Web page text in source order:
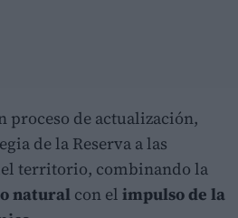
proceso de actualización,
de la Reserva a las
territorio, combinando la
natural con el impulso de la